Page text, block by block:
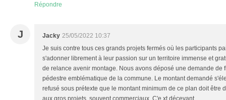
Répondre
J Jacky 25/05/2022 10:37
Je suis contre tous ces grands projets fermés où les participants
s'adonner librement à leur passion sur un territoire immense et
de relance avenir montage. Nous avons déposé une demande de
pédestre emblématique de la commune. Le montant demandé
refusé sous prétexte que le montant minimum de ce plan doit être
aux gros projets, souvent commerciaux. C'e xt décevant.